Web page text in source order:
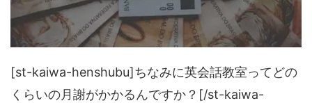
[st-kaiwa-henshubu]ちなみに英会話教室ってどの
くらいの月謝がかかるんですか？[/st-kaiwa-